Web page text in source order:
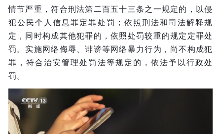
情节严重，符合刑法第二百五十三条之一规定的，以侵
犯公民个人信息罪定罪处罚；依照刑法和司法解释规
定，同时构成其他犯罪的，依照处罚较重的规定定罪处
罚。实施网络侮辱、诽谤等网络暴力行为，尚不构成犯
罪，符合治安管理处罚法等规定的，依法予以行政处
罚。